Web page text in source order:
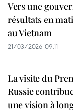
Vers une
résultats en
au Vietnam
21/03/2026 09:11
La visite du
Russie
une vision à